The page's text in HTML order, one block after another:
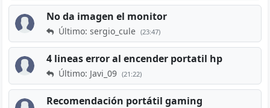
No da imagen el monitor
Último: sergio_cule (23:47)
4 lineas error al encender portatil hp
Último: Javi_09 (21:22)
Recomendación portátil gaming